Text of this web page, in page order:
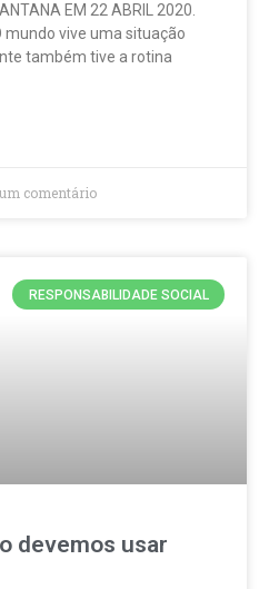
EM 22 ABRIL 2020.
mundo vive uma situação
também tive a rotina
comentário
RESPONSABILIDADE SOCIAL
devemos usar